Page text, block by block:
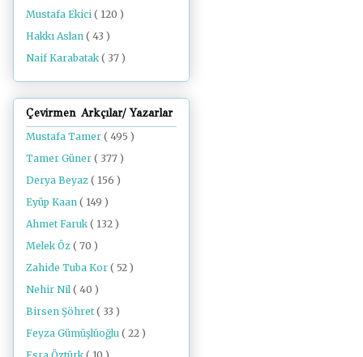
Mustafa Ekici ( 120 )
Hakkı Aslan ( 43 )
Naif Karabatak( 37 )
Çevirmen Arkçılar/ Yazarlar
Mustafa Tamer ( 495 )
Tamer Güner ( 377 )
Derya Beyaz ( 156 )
Eyüp Kaan ( 149 )
Ahmet Faruk ( 132 )
Melek Öz ( 70 )
Zahide Tuba Kor ( 52 )
Nehir Nil ( 40 )
Birsen Şöhret ( 33 )
Feyza Gümüşlüoğlu ( 22 )